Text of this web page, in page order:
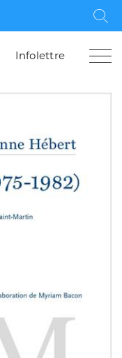
Infolettre